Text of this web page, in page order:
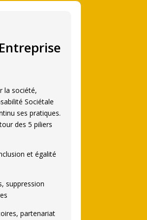
la société,
Sociétale
ses pratiques.
des 5 piliers
et égalité
suppression
partenariat